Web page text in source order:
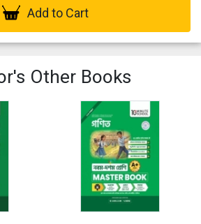
Add to Cart
Other Books